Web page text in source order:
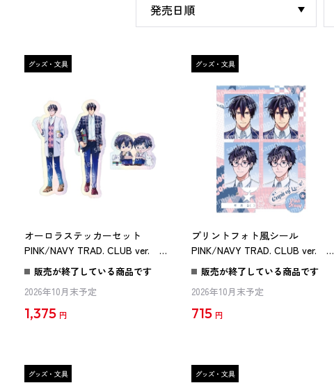
オーロラステッカーセット
PINK/NAVY TRAD. CLUB ver. 異
世界の沙汰は社畜次第
販売が終了している商品です
2026年10月末予定
1,375 円
プリントフォト風シール
PINK/NAVY TRAD. CLUB ver. 異
世界の沙汰は社畜次第
販売が終了している商品です
2026年10月末予定
715 円